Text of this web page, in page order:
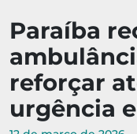
Paraíba
reforçar
urgência